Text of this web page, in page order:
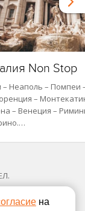
Non Stop
– Неаполь – Помпеи
–
– Венеция –
на